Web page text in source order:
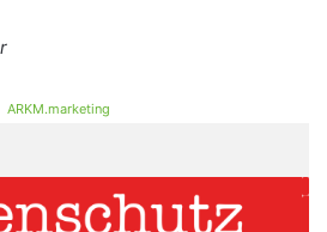
ARKM.marketing